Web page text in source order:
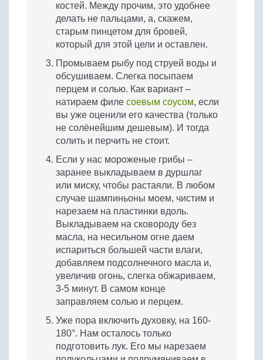
костей. Между прочим, это удобнее
делать не пальцами, а, скажем,
старым пинцетом для бровей,
который для этой цели и оставлен.
Промываем рыбу под струей воды и
обсушиваем. Слегка посыпаем
перцем и солью. Как вариант –
натираем филе соевым соусом, если
вы уже оценили его качества (только
не солёнейшим дешевым). И тогда
солить и перчить не стоит.
Если у нас мороженые грибы –
заранее выкладываем в дуршлаг
или миску, чтобы растаяли. В любом
случае шампиньоны моем, чистим и
нарезаем на пластинки вдоль.
Выкладываем на сковороду без
масла, на несильном огне даем
испариться большей части влаги,
добавляем подсолнечного масла и,
увеличив огонь, слегка обжариваем,
3-5 минут. В самом конце
заправляем солью и перцем.
Уже пора включить духовку, на 160-
180°. Нам осталось только
подготовить лук. Его мы нарезаем